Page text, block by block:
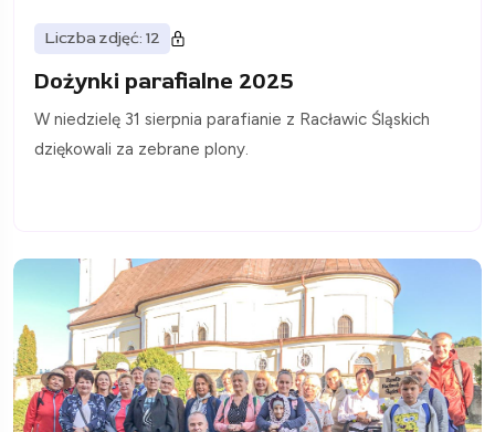
Liczba zdjęć: 12
Dożynki parafialne 2025
W niedzielę 31 sierpnia parafianie z Racławic Śląskich
dziękowali za zebrane plony.